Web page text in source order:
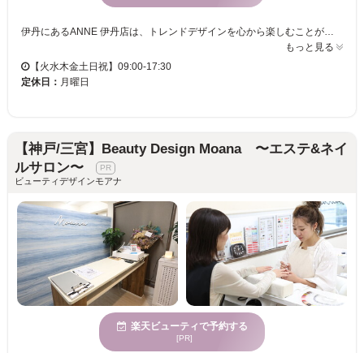
もっと見る
【火水木金土日祝】09:00-17:30
定休日： 月曜日
【神戸/三宮】Beauty Design Moana 〜エステ&ネイ
ルサロン〜
ビューティデザインモアナ
楽天ビューティで予約する
[PR]